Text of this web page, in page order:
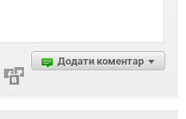
Додати коментар